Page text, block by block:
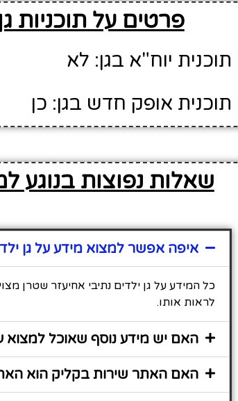
פרטים על תוכניות
תוכנית יוח"א בגן: לא
תוכנית אופק חדש בגן: כן
שאלות נפוצות בנוגע
איפה אפשר למצוא מידע על גן
כל המידע על גן ילדים נתיבי אחיעזר שטרן
לראות אותו.
האם יש מידע נוסף שאוכל למצוא
האם האתר שירות בקליק הוא